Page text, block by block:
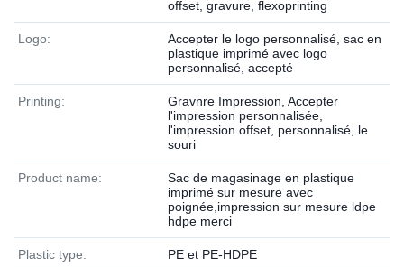
offset, gravure, flexoprinting
Logo:
Accepter le logo personnalisé, sac en
plastique imprimé avec logo
personnalisé, accepté
Printing:
Gravnre Impression, Accepter
l'impression personnalisée,
l'impression offset, personnalisé, le
souri
Product name:
Sac de magasinage en plastique
imprimé sur mesure avec
poignée,impression sur mesure ldpe
hdpe merci
Plastic type: PE et PE-HDPE